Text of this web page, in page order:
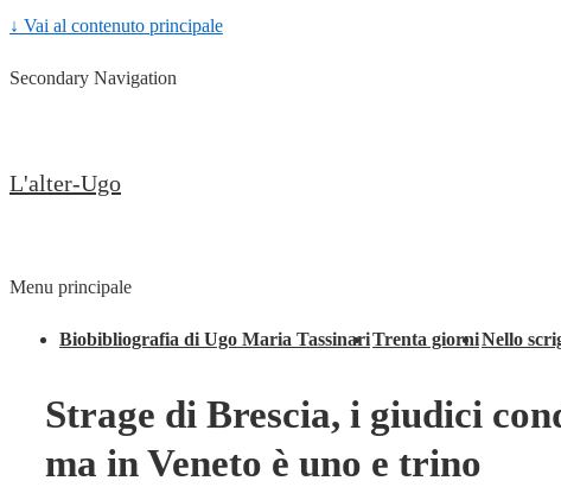
↓ Vai al contenuto principale
Secondary Navigation
L'alter-Ugo
Menu principale
Biobibliografia di Ugo Maria TassinariTrenta giorniNello
Strage di Brescia, i giudici
ma in Veneto è uno e trino